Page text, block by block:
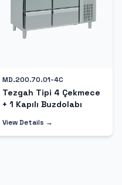
MD.200.70.01-4C
Tezgah Tipi 4 Çekmece
+ 1 Kapılı Buzdolabı
View Details →